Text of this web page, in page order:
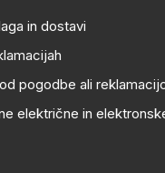
in dostavi
pogodbe ali
električne in